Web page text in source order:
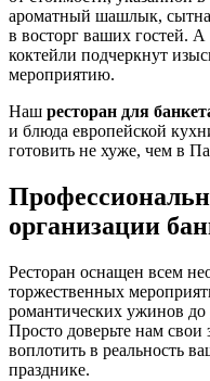
ароматный шашлык,
в восторг ваших гостей.
коктейли подчеркнут
мероприятию.
Наш ресторан для
и блюда европейской
готовить не хуже, чем в
организации
Ресторан оснащен всем
торжественных
романтических ужинов до
Просто доверьте нам
воплотить в реальность
празднике.